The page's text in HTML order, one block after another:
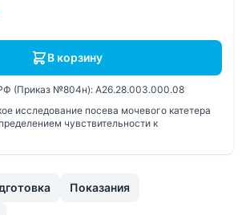
Показания
В корзину
(Приказ №804н):A26.28.003.000.08
исследование посева мочевого катетера
чувствительности к